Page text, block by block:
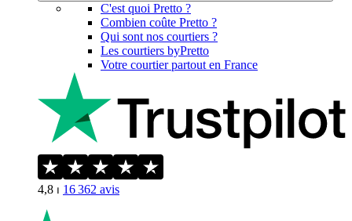
C'est quoi Pretto ?
Combien coûte Pretto ?
Qui sont nos courtiers ?
Les courtiers byPretto
Votre courtier partout en France
4,8 ⏐ 16 362 avis